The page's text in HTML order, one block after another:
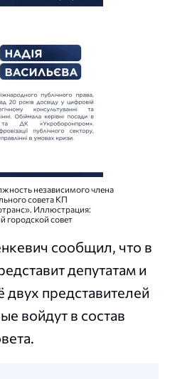
независимого члена
совета КП
Иллюстрация:
городской совет
сообщил, что в
депутатам и
представителей
войдут в состав